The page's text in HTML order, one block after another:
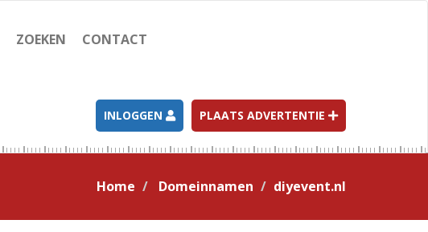
ZOEKEN CONTACT
INLOGGEN PLAATS ADVERTENTIE
Home Domeinnamen diyevent.nl